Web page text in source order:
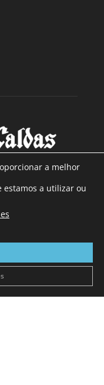
de 90 anos de
40.000 leitores por
em Portugal
online.
a melhor
estamos a utilizar ou